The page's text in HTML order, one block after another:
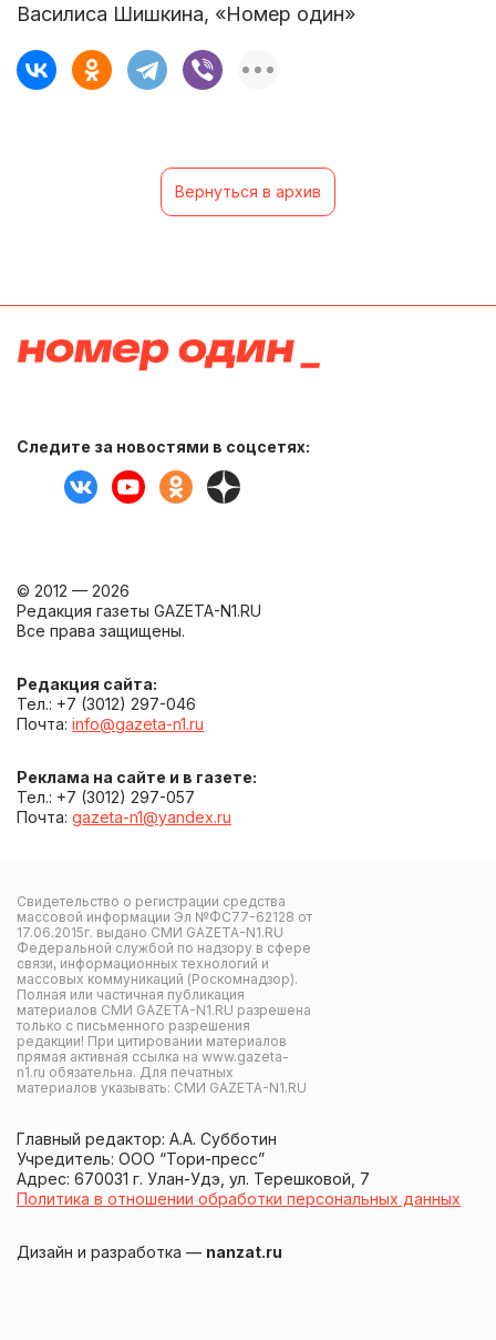
Василиса Шишкина, «Номер один»
Вернуться в архив
Следите за новостями в соцсетях:
© 2012 — 2026
Редакция газеты GAZETA-N1.RU
Все права защищены.
Редакция сайта:
Тел.: +7 (3012) 297-046
Почта: info@gazeta-n1.ru
Реклама на сайте и в газете:
Тел.: +7 (3012) 297-057
Почта: gazeta-n1@yandex.ru
Свидетельство о регистрации средства
массовой информации Эл №ФС77-62128 от
17.06.2015г. выдано СМИ GAZETA-N1.RU
Федеральной службой по надзору в сфере
связи, информационных технологий и
массовых коммуникаций (Роскомнадзор).
Полная или частичная публикация
материалов СМИ GAZETA-N1.RU разрешена
только с письменного разрешения
редакции! При цитировании материалов
прямая активная ссылка на www.gazeta-
n1.ru обязательна. Для печатных
материалов указывать: СМИ GAZETA-N1.RU
Главный редактор: А.А. Субботин
Учредитель: ООО “Тори-пресс”
Адрес: 670031 г. Улан-Удэ, ул. Терешковой, 7
Политика в отношении обработки персональных данных
Дизайн и разработка — nanzat.ru